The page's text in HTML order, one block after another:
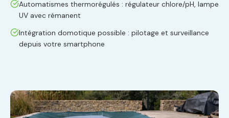
Automatismes thermorégulés : régulateur chlore/pH, lampe
UV avec rémanent
Intégration domotique possible : pilotage et surveillance
depuis votre smartphone